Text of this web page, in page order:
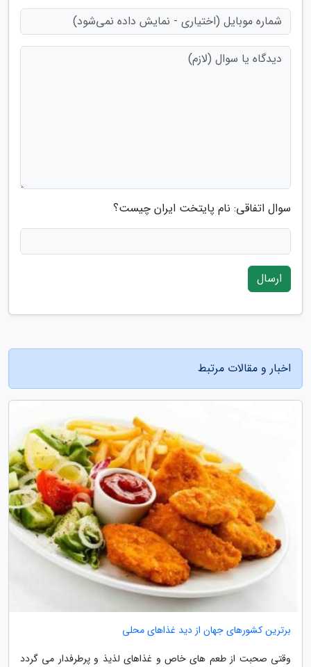
سوال اتفاقی: نام پایتخت ایران چیست؟
ارسال
اخبار و مقالات مرتبط
برترین کشورهای جهان از دید غذاهای محلی
وقتی صحبت از طعم های خاص و غذاهای لذیذ و پرطرفدار می گردد